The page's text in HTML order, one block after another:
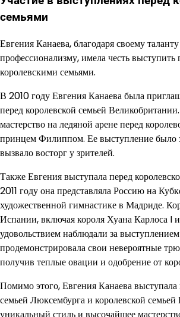
семьями
Евгения Канаева, благодаря своему
профессионализму, имела честь выступить
королевскими семьями.
В 2010 году Евгения Канаева была
перед королевской семьей
мастерство на ледяной арене перед
принцем Филиппом. Ее выступление
вызвало восторг у зрителей.
Также Евгения выступала перед
2011 году она представляла Россию на
художественной гимнастике в Мадриде.
Испании, включая короля Хуана Карлоса I
удовольствием наблюдали за
продемонстрировала свои невероятные
получив теплые овации и одобрение от
Помимо этого, Евгения Канаева выступала
семьей Люксембурга и королевской